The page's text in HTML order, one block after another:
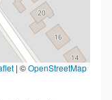
| ©OpenStreetMap